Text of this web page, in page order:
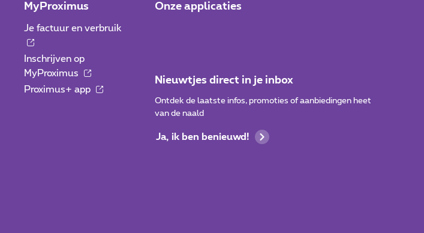
MyProximus
Je factuur en verbruik
Inschrijven op
MyProximus
Proximus+ app
Onze applicaties
Nieuwtjes direct in je inbox
Ontdek de laatste infos, promoties of aanbiedingen heet
van de naald
Ja, ik ben benieuwd!